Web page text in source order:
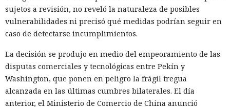
sujetos a revisión, no reveló la naturaleza de posibles
vulnerabilidades ni precisó qué medidas podrían seguir en
caso de detectarse incumplimientos.
La decisión se produjo en medio del empeoramiento de las
disputas comerciales y tecnológicas entre Pekín y
Washington, que ponen en peligro la frágil tregua
alcanzada en las últimas cumbres bilaterales. El día
anterior, el Ministerio de Comercio de China anunció